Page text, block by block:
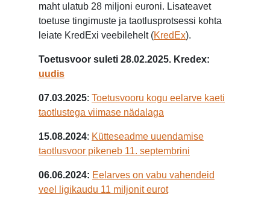
maht ulatub 28 miljoni euroni. Lisateavet
toetuse tingimuste ja taotlusprotsessi kohta
leiate KredExi veebilehelt​ (KredEx)​.
Toetusvoor suleti 28.02.2025. Kredex:
uudis
07.03.2025: Toetusvooru kogu eelarve kaeti
taotlustega viimase nädalaga
15.08.2024: Kütteseadme uuendamise
taotlusvoor pikeneb 11. septembrini
06.06.2024: Eelarves on vabu vahendeid
veel ligikaudu 11 miljonit eurot